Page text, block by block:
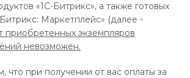
«1C-Битрикс», а также готовых
Маркетплейс» (далее -
приобретенных экземпляров
невозможен.
что при получении от вас оплаты за